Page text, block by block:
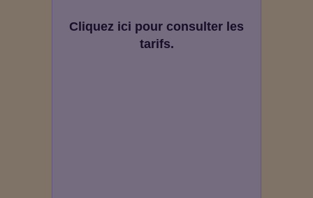
Cliquez ici pour consulter les
tarifs.